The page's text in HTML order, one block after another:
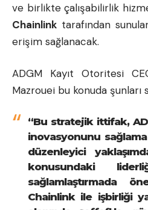
ve birlikte çalışabilirlik
Chainlink tarafından
erişim sağlanacak.
ADGM Kayıt Otoritesi
Mazrouei bu konuda şunları
“Bu stratejik ittifak,
inovasyonunu
düzenleyici
konusundaki
sağlamlaştırmada
Chainlink ile işbirliği